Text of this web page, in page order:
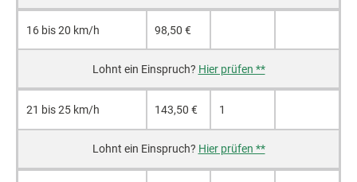
16 bis 20 km/h 98,50 €
Hier prüfen **
21 bis 25 km/h 143,50 € 1
Hier prüfen **